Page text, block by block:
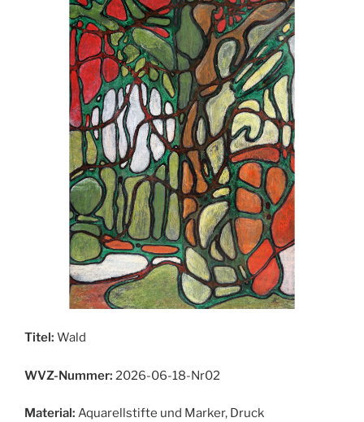
Titel: Wald
WVZ-Nummer: 2026-06-18-Nr02
Material: Aquarellstifte und Marker, Druck